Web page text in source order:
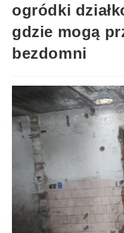
ogródki
gdzie mogą
bezdomni